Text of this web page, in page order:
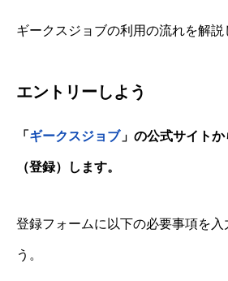
ギークスジョブの利用の流れを解説
エントリーしよう
「 ギークスジョブ 」の公式サイトか
（登録）します。
登録フォームに以下の必要事項を入
う。